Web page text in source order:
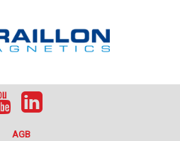
AGB